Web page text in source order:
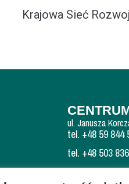
Krajowa Sieć
MORE
ul. Janusza
tel. +48 59 844
tel. +48 503
NIP: 839 300